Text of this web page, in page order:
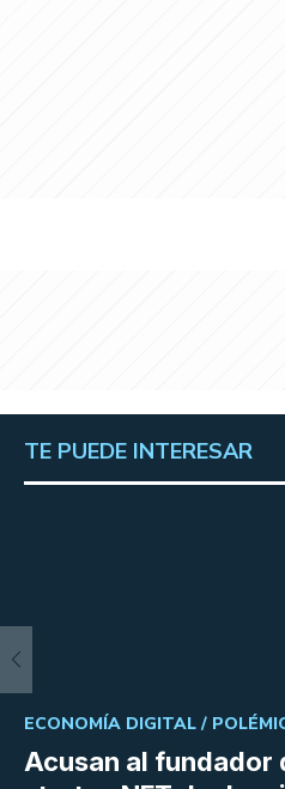
TE PUEDE INTERESAR
Acusan al fundador
ECONOMÍA DIGITAL /